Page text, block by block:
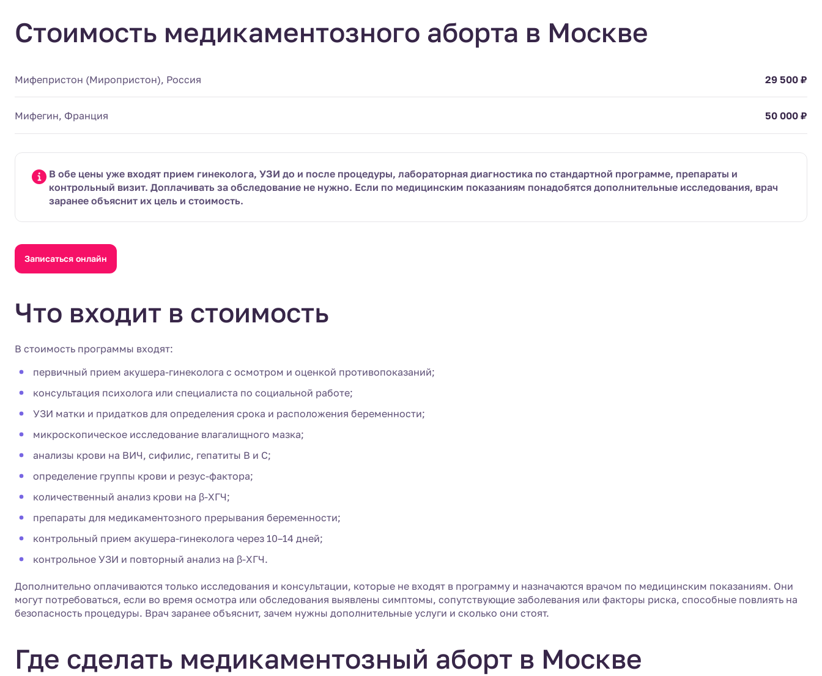
Стоимость медикаментозного аборта в Москве
Мифепристон (Миропристон), Россия 29 500 ₽
Мифегин, Франция 50 000 ₽
В обе цены уже входят прием гинеколога, УЗИ до и после процедуры, лабораторная диагностика по стандартной программе, препараты и
контрольный визит. Доплачивать за обследование не нужно. Если по медицинским показаниям понадобятся дополнительные исследования, врач
заранее объяснит их цель и стоимость.
Записаться онлайн
Что входит в стоимость
В стоимость программы входят:
первичный прием акушера-гинеколога с осмотром и оценкой противопоказаний;
консультация психолога или специалиста по социальной работе;
УЗИ матки и придатков для определения срока и расположения беременности;
микроскопическое исследование влагалищного мазка;
анализы крови на ВИЧ, сифилис, гепатиты B и C;
определение группы крови и резус-фактора;
количественный анализ крови на β-ХГЧ;
препараты для медикаментозного прерывания беременности;
контрольный прием акушера-гинеколога через 10–14 дней;
контрольное УЗИ и повторный анализ на β-ХГЧ.
Дополнительно оплачиваются только исследования и консультации, которые не входят в программу и назначаются врачом по медицинским показаниям. Они
могут потребоваться, если во время осмотра или обследования выявлены симптомы, сопутствующие заболевания или факторы риска, способные повлиять на
безопасность процедуры. Врач заранее объяснит, зачем нужны дополнительные услуги и сколько они стоят.
Где сделать медикаментозный аборт в Москве